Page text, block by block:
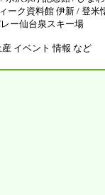
ク資料館 伊新 / 登米
ー仙台泉スキー場
イベント 情報 など